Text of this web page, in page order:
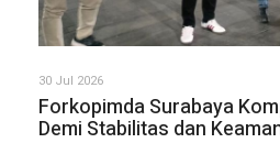
30 Jul 2026
Forkopimda Surabaya
Demi Stabilitas dan